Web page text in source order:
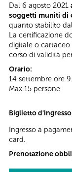
Dal 6 agosto 2021
soggetti muniti di
quanto stabilito
La certificazione
digitale o
corso di validità
Orario:
14 settembre ore
Max.15 persone
Biglietto
Ingresso a
card.
Prenotazione